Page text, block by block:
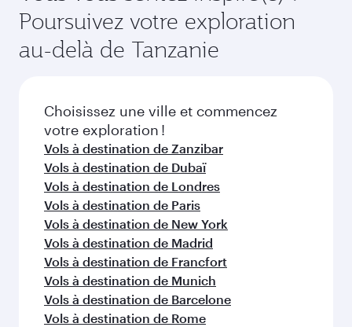
par nos partenaires. Veuillez vérifier les détails
du vol au moment de la réservation.
tarifs varient en fonction de la demande
saisonnière, de la popularité de l'itinéraire et de
la disponibilité des classes de voyage.
Poursuivez votre exploration
au-delà de Tanzanie
Choisissez une ville et commencez
votre exploration !
Vols à destination de Zanzibar
Vols à destination de Dubaï
Vols à destination de Londres
Vols à destination de Paris
Vols à destination de New York
Vols à destination de Madrid
Vols à destination de Francfort
Vols à destination de Munich
Vols à destination de Barcelone
Vols à destination de Rome